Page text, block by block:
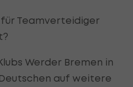
Teamverteidiger
Werder Bremen in
auf weitere